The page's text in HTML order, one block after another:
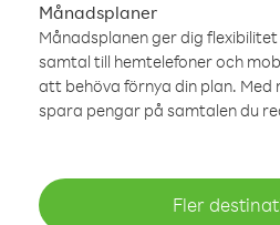
Månadsplaner
Månadsplanen ger dig
samtal till hemtelefoner och
att behöva förnya din plan. Med
spara pengar på samtalen du
Fler